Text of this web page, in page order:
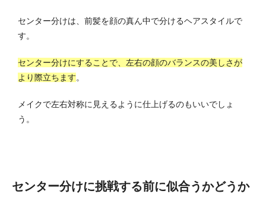
センター分けは、前髪を顔の真ん中で分けるヘアスタイルで
す。
センター分けにすることで、左右の顔のバランスの美しさが
より際立ちます。
メイクで左右対称に見えるように仕上げるのもいいでしょ
う。
センター分けに挑戦する前に似合うかどうか